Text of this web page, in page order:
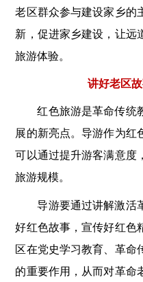
老区群众参与建设家乡的
新，促进家乡建设，让远
旅游体验。
讲好老区
红色旅游是革命传统
展的新亮点。导游作为红
可以通过提升游客满意度
旅游规模。
导游要通过讲解激活
好红色故事，宣传好红色
区在党史学习教育、革命
的重要作用，从而对革命